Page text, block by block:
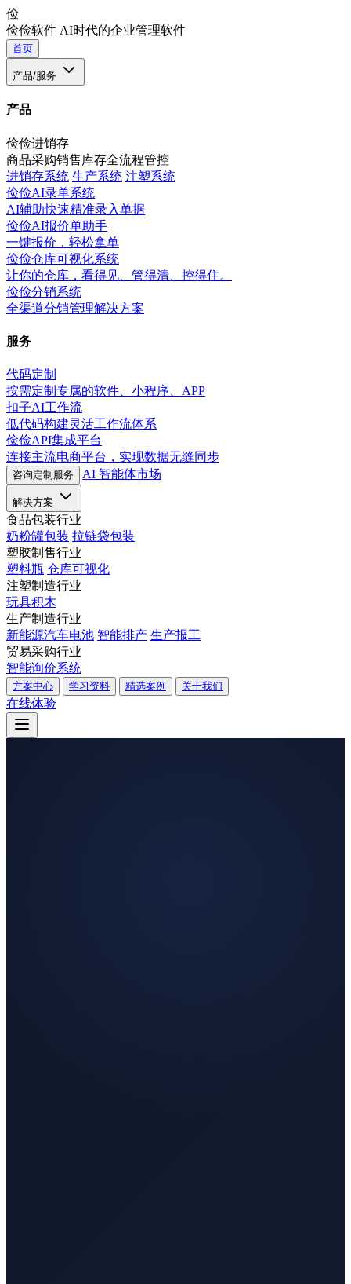
俭
俭俭软件 AI时代的企业管理软件
首页
产品/服务
产品
俭俭进销存
商品采购销售库存全流程管控
进销存系统 生产系统 注塑系统
俭俭AI录单系统
AI辅助快速精准录入单据
俭俭AI报价单助手
一键报价，轻松拿单
俭俭仓库可视化系统
让你的仓库，看得见、管得清、控得住。
俭俭分销系统
全渠道分销管理解决方案
服务
代码定制
按需定制专属的软件、小程序、APP
扣子AI工作流
低代码构建灵活工作流体系
俭俭API集成平台
连接主流电商平台，实现数据无缝同步
咨询定制服务 AI 智能体市场
解决方案
食品包装行业
奶粉罐包装 拉链袋包装
塑胶制售行业
塑料瓶 仓库可视化
注塑制造行业
玩具积木
生产制造行业
新能源汽车电池 智能排产 生产报工
贸易采购行业
智能询价系统
方案中心 学习资料 精选案例 关于我们
在线体验